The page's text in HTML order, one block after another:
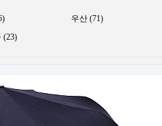
우산 (71)
(23)